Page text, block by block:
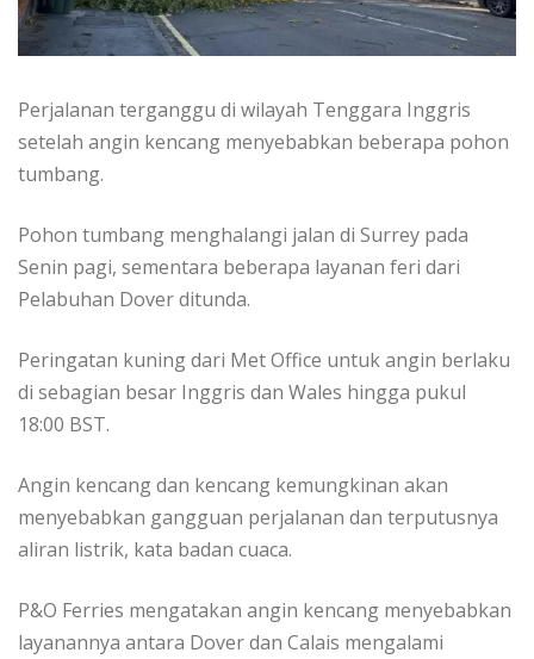
Perjalanan terganggu di wilayah Tenggara Inggris
setelah angin kencang menyebabkan beberapa pohon
tumbang.
Pohon tumbang menghalangi jalan di Surrey pada
Senin pagi, sementara beberapa layanan feri dari
Pelabuhan Dover ditunda.
Peringatan kuning dari Met Office untuk angin berlaku
di sebagian besar Inggris dan Wales hingga pukul
18:00 BST.
Angin kencang dan kencang kemungkinan akan
menyebabkan gangguan perjalanan dan terputusnya
aliran listrik, kata badan cuaca.
P&O Ferries mengatakan angin kencang menyebabkan
layanannya antara Dover dan Calais mengalami